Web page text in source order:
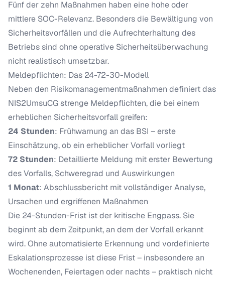
Fünf der zehn Maßnahmen haben eine hohe oder
mittlere SOC-Relevanz. Besonders die Bewältigung von
Sicherheitsvorfällen und die Aufrechterhaltung des
Betriebs sind ohne operative Sicherheitsüberwachung
nicht realistisch umsetzbar.
Meldepflichten: Das 24-72-30-Modell
Neben den Risikomanagementmaßnahmen definiert das
NIS2UmsuCG strenge Meldepflichten, die bei einem
erheblichen Sicherheitsvorfall greifen:
24 Stunden: Frühwarnung an das BSI – erste
Einschätzung, ob ein erheblicher Vorfall vorliegt
72 Stunden: Detaillierte Meldung mit erster Bewertung
des Vorfalls, Schweregrad und Auswirkungen
1 Monat: Abschlussbericht mit vollständiger Analyse,
Ursachen und ergriffenen Maßnahmen
Die 24-Stunden-Frist ist der kritische Engpass. Sie
beginnt ab dem Zeitpunkt, an dem der Vorfall erkannt
wird. Ohne automatisierte Erkennung und vordefinierte
Eskalationsprozesse ist diese Frist – insbesondere an
Wochenenden, Feiertagen oder nachts – praktisch nicht